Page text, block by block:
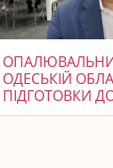
ОДЕСЬКІЙ
ПІДГОТОВКИ